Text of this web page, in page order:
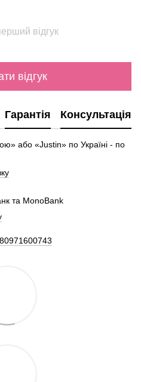
відгук
відгук
Гарантія Консультація
або «Justin» по Україні - по
та MonoBank